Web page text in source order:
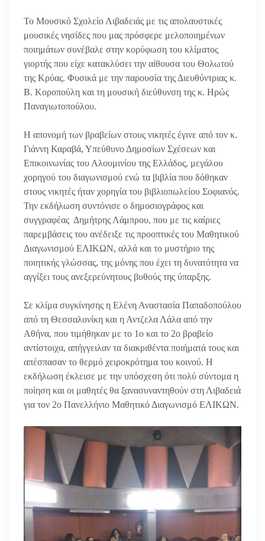
Το Μουσικό Σχολείο Λιβαδειάς με τις απολαυστικές
μουσικές νησίδες που μας πρόσφερε μελοποιημένων
ποιημάτων συνέβαλε στην κορύφωση του κλίματος
γιορτής που είχε κατακλύσει την αίθουσα του Θολωτού
της Κρύας. Φυσικά με την παρουσία της Διευθύντριας κ.
Β. Κοροπούλη και τη μουσική διεύθυνση της κ. Ηρώς
Παναγιωτοπούλου.
Η απονομή των βραβείων στους νικητές έγινε από τον κ.
Γιάννη Καραβά, Υπεύθυνο Δημοσίων Σχέσεων και
Επικοινωνίας του Αλουμινίου της Ελλάδος, μεγάλου
χορηγού του διαγωνισμού ενώ τα βιβλία που δόθηκαν
στους νικητές ήταν χορηγία του βιβλιοπωλείου Σοφιανός.
Την εκδήλωση συντόνισε ο δημοσιογράφος και
συγγραφέας Δημήτρης Λάμπρου, που με τις καίριες
παρεμβάσεις του ανέδειξε τις προοπτικές του Μαθητικού
Διαγωνισμού ΕΛΙΚΩΝ, αλλά και το μυστήριο της
ποιητικής γλώσσας, της μόνης που έχει τη δυνατότητα να
αγγίξει τους ανεξερεύνητους βυθούς της ύπαρξης.
Σε κλίμα συγκίνησης η Ελένη Αναστασία Παπαδοπούλου
από τη Θεσσαλονίκη και η Αντζελα Λάλα από την
Αθήνα, που τιμήθηκαν με το 1ο και το 2ο βραβείο
αντίστοιχα, απήγγειλαν τα διακριθέντα ποιήματά τους και
απέσπασαν το θερμό χειροκρότημα του κοινού. Η
εκδήλωση έκλεισε με την υπόσχεση ότι πολύ σύντομα η
ποίηση και οι μαθητές θα ξανασυναντηθούν στη Λιβαδειά
για τον 2ο Πανελλήνιο Μαθητικό Διαγωνισμό ΕΛΙΚΩΝ.